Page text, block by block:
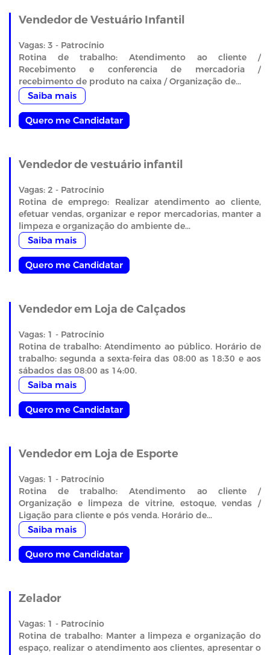
Vendedor de Vestuário Infantil
Vagas: 3 - Patrocínio
Rotina de trabalho: Atendimento ao cliente /
Recebimento e conferencia de mercadoria /
recebimento de produto na caixa / Organização de...
Saiba mais
Quero me Candidatar
Vendedor de vestuário infantil
Vagas: 2 - Patrocínio
Rotina de emprego: Realizar atendimento ao cliente,
efetuar vendas, organizar e repor mercadorias, manter a
limpeza e organização do ambiente de...
Saiba mais
Quero me Candidatar
Vendedor em Loja de Calçados
Vagas: 1 - Patrocínio
Rotina de trabalho: Atendimento ao público. Horário de
trabalho: segunda a sexta-feira das 08:00 as 18:30 e aos
sábados das 08:00 as 14:00.
Saiba mais
Quero me Candidatar
Vendedor em Loja de Esporte
Vagas: 1 - Patrocínio
Rotina de trabalho: Atendimento ao cliente /
Organização e limpeza de vitrine, estoque, vendas /
Ligação para cliente e pós venda. Horário de...
Saiba mais
Quero me Candidatar
Zelador
Vagas: 1 - Patrocínio
Rotina de trabalho: Manter a limpeza e organização do
espaço, realizar o atendimento aos clientes, apresentar o